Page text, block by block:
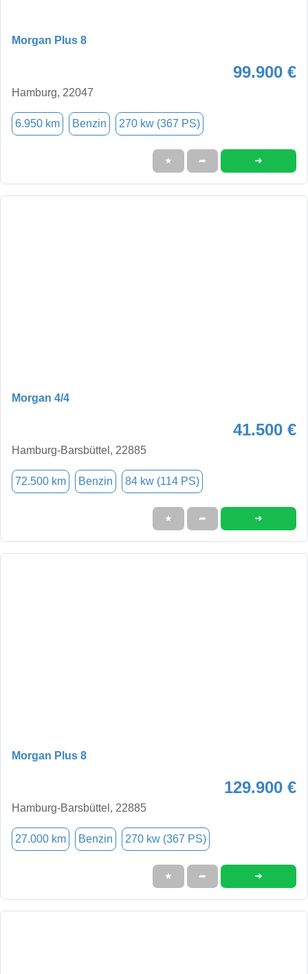
Morgan Plus 8
99.900 €
Hamburg, 22047
6.950 km Benzin 270 kw (367 PS)
★ ➦ ➜
Morgan 4/4
41.500 €
Hamburg-Barsbüttel, 22885
72.500 km Benzin 84 kw (114 PS)
★ ➦ ➜
Morgan Plus 8
129.900 €
Hamburg-Barsbüttel, 22885
27.000 km Benzin 270 kw (367 PS)
★ ➦ ➜